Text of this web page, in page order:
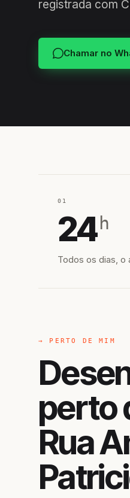
registrada com
Chamar no
01
24 h
Todos os dias, o
→ PERTO DE MIM
perto
Rua